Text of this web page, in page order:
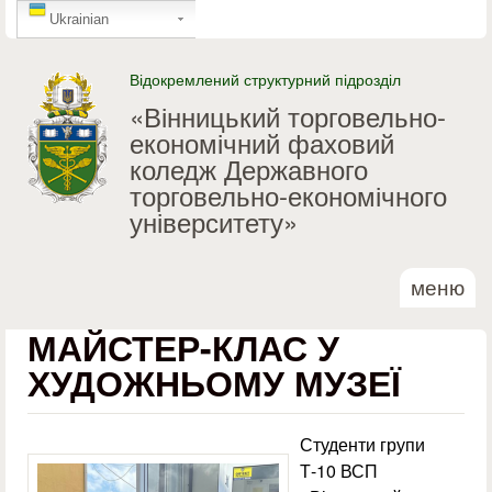
Перейти до основного
GTranslate
Ukrainian
Відокремлений структурний підрозділ
«Вінницький торговельно-
економічний фаховий
коледж Державного
торговельно-економічного
університету»
меню
МАЙСТЕР-КЛАС У
ХУДОЖНЬОМУ МУЗЕЇ
Студенти групи
Т-10 ВСП